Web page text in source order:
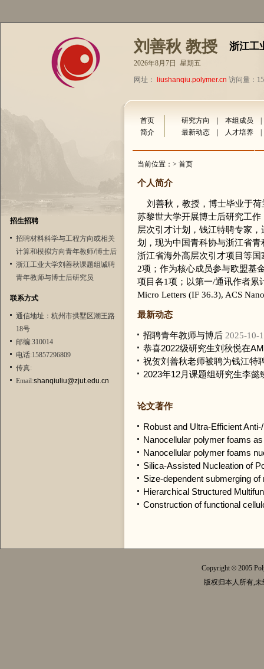
刘善秋 教授 浙江工
2026年8月7日 星期五
网址：
liushanqiu.polymer.cn 访问量：
招生招聘
招聘材料科学与工程方向或相关
计算和模拟方向青年教师/博士后
浙江工业大学刘善秋课题组诚聘
青年教师与博士后研究员
联系方式
通信地址：杭州市拱墅区潮王路
18号
邮编:310014
电话:15857296809
传真:
Email:shanqiuliu@zjut.edu.cn
首页 研究方向 本组成员
简介
最新动态 人才培养
当前位置：> 首页
个人简介
刘善秋，教授，博士毕业于荷
苏黎世大学开展博士后研究工
层次引才计划，钱江特聘专家
划，现为中国青科协与浙江省
浙江省海外高层次引才项目等
2项；作为核心成员参与欧盟基
项目各1项；以第一/通讯作者累
Micro Letters (IF 36.3), ACS
最新动态
招聘青年教师与博后 2025-10-
恭喜2022级研究生刘秋悦在
祝贺刘善秋老师被聘为钱江特
2023年12月课题组研究生李懿
论文著作
Robust and Ultra-Efficient
Nanocellular polymer foams
Nanocellular polymer foams
Silica-Assisted Nucleation of
Size-dependent submerging
Hierarchical Structured
Construction of functional
Copyright© 2005
版权归本人所有,